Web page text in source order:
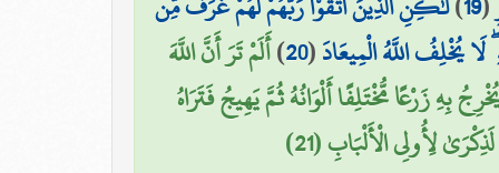
يُخْلِفُ اللَّهُ الْمِيعَادَ(
20
)أَلَمْ تَرَ أَنَّ اللَّهَ
بِهِ زَرْعًا مُّخْتَلِفًا أَلْوَانُهُ ثُمَّ يَهِيجُ فَتَرَاهُ
لِأُولِي الْأَلْبَابِ (21)